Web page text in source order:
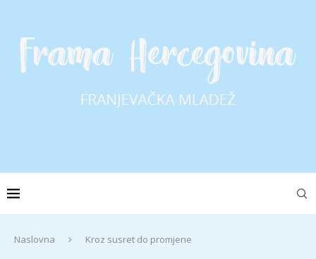
Naslovna Kroz susret do promjene